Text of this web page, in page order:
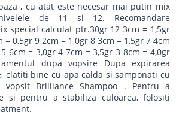
, cu atat este necesar mai putin mix
de 11 si 12. Recomandare
special calculat ptr.30gr 12 3cm = 1,5gr
= 0,5gr 9 2cm = 1,0gr 8 3cm = 1,5gr 7 4cm
6cm = 3,0gr 4 7cm = 3,5gr 3 8cm = 4,0gr
dupa vopsire Dupa expirarea
clatiti bine cu apa calda si samponati cu
Brilliance Shampoo . Pentru a
si pentru a stabiliza culoarea, folositi